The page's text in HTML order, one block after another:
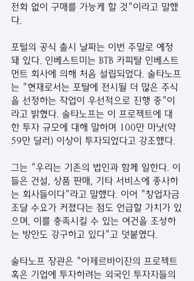
전화 없이 구매를 가능케 할 것"이라고 말했
다.
포털의 공식 출시 날짜는 이번 주말로 예정
돼 있다. 인베스트미는 BTB 카피탈 인베스트
먼트 회사에 의해 처음 설립되었다. 술타노프
는 "현재로서는 포탈에 전시될 더 많은 주식
을 선정하는 작업이 우선적으로 진행 중"이
라고 밝혔다. 술타노프는 이 프로젝트에 대
한 투자 규모에 대해 말하며 100만 마낫(약
59만 달러) 이상이 투자되었다고 강조했다.
그는 "우리는 기존의 법인과 함께 일한다. 이
들은 건설, 상품 판매, 기타 서비스에 종사하
는 회사들이다"라고 말했다. 이어 "창업자금
조달 수요가 커졌다는 점도 언급할 가치가 있
으며, 이를 충족시킬 수 있는 여건을 조성하
는 방안도 강구하고 있다"고 덧붙였다.
술타노프 장관은 "아제르바이잔의 프로젝트
혹은 기업에 투자하려는 외국인 투자자들의